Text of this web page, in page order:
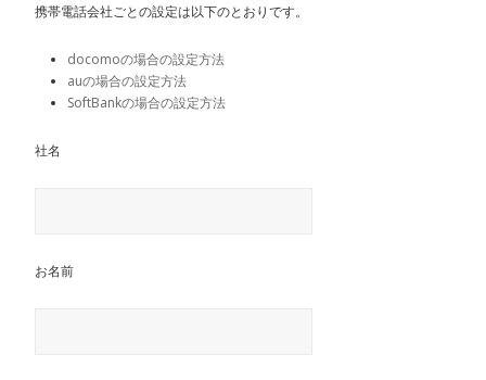
携帯電話会社ごとの設定は以下のとおりです。
docomoの場合の設定方法
auの場合の設定方法
SoftBankの場合の設定方法
社名
お名前